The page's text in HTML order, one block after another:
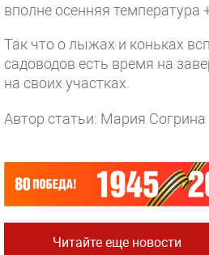
вполне осенняя температура
Так что о лыжах и коньках
садоводов есть время на
на своих участках.
Автор статьи: Мария Согрина
Читайте еще новости